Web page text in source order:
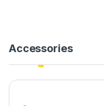
Accessories